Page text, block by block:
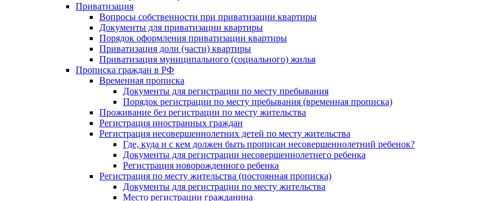
Приватизация
Вопросы собственности при приватизации квартиры
Документы для приватизации квартиры
Порядок оформления приватизации квартиры
Приватизация доли (части) квартиры
Приватизация муниципального (социального) жилья
Прописка граждан в РФ
Временная прописка
Документы для регистрации по месту пребывания
Порядок регистрации по месту пребывания (временная прописка)
Проживание без регистрации по месту жительства
Регистрация иностранных граждан
Регистрация несовершеннолетних детей по месту жительства
Где, куда и с кем должен быть прописан несовершеннолетний ребенок?
Документы для регистрации несовершеннолетнего ребенка
Регистрация новорожденного ребенка
Регистрация по месту жительства (постоянная прописка)
Документы для регистрации по месту жительства
Место регистрации гражданина